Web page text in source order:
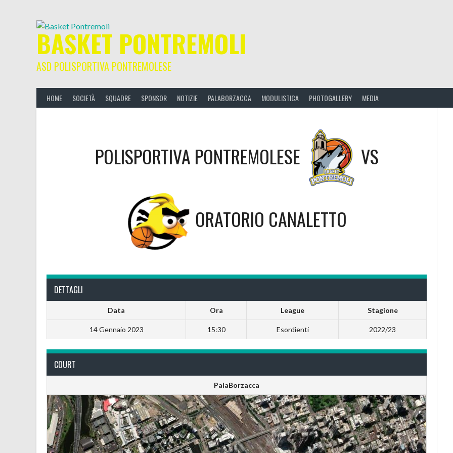
BASKET PONTREMOLI
ASD POLISPORTIVA PONTREMOLESE
HOME SOCIETÀ SQUADRE SPONSOR NOTIZIE PALABORZACCA MODULISTICA PHOTOGALLERY MEDIA
POLISPORTIVA PONTREMOLESE VS
ORATORIO CANALETTO
DETTAGLI
Data Ora League Stagione
14 Gennaio 2023 15:30 Esordienti 2022/23
COURT
PalaBorzacca